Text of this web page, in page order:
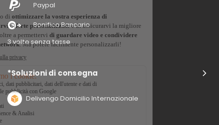
Paypal
Bonifico Bancario
3 volte senza tasse
*Soluzioni di consegna
Delivengo Domicilio Internazionale